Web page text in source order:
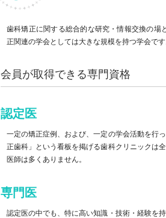
歯科矯正に関する総合的な研究・情報交換の
正関連の学会としては大きな規模を持つ学会です
会員が取得できる専門資格
認定医
一定の矯正症例、および、一定の学会活動を行
正歯科」という看板を掲げる歯科クリニックは
医師は多くありません。
専門医
認定医の中でも、特に高い知識・技術・経験を